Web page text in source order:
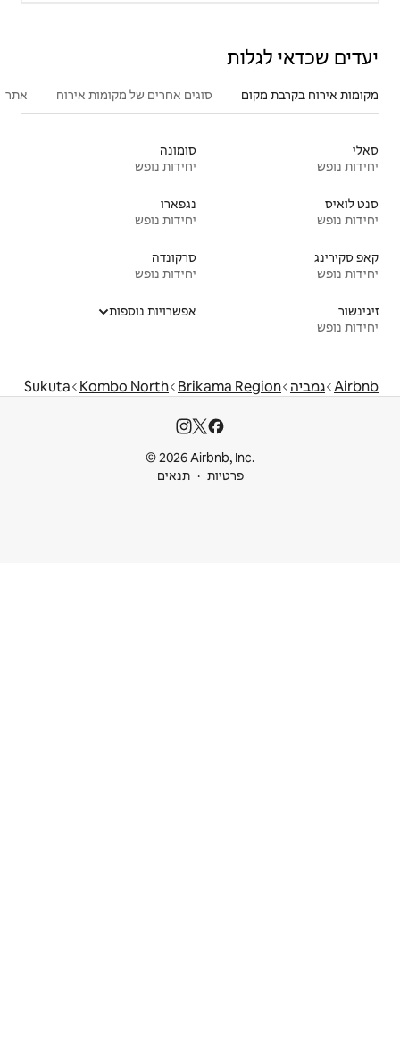
סוגים אחרים של מקומות אירוח אתרים פופולריים בקרבת מקום
סומונה
יחידות נופש
נגפארו
יחידות נופש
סרקונדה
יחידות נופש
אפשרויות נוספות
Kombo North
Sukuta